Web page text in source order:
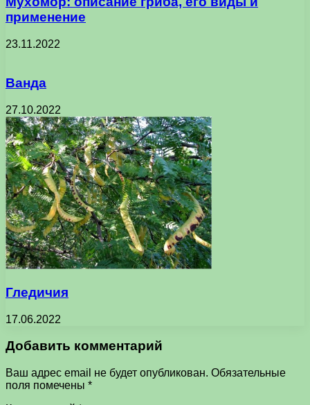
применение
23.11.2022
Ванда
27.10.2022
Гледичия
17.06.2022
Добавить комментарий
Ваш адрес email не будет опубликован. Обязательные
поля помечены *